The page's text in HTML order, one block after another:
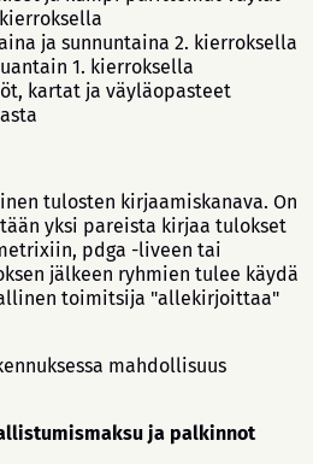
ja sunnuntaina 2. kierroksella
1. kierroksella
kartat ja väyläopasteet
tulosten kirjaamiskanava. On
yksi pareista kirjaa tulokset
pdga -liveen tai
jälkeen ryhmien tulee käydä
toimitsija "allekirjoittaa"
mahdollisuus
ja palkinnot